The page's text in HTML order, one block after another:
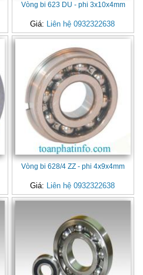
Vòng bi 623 DU - phi 3x10x4mm
Giá: Liên hệ 0932322638
Vòng bi 628/4 ZZ - phi 4x9x4mm
Giá: Liên hệ 0932322638